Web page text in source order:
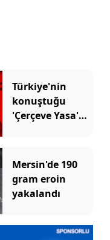
Türkiye'nin
konuştuğu
'Çerçeve Yasa'
Mersin'de 190
gram eroin
yakalandı